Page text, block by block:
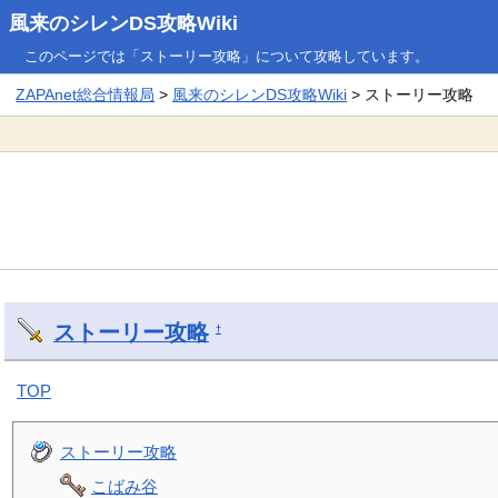
風来のシレンDS攻略Wiki
このページでは「ストーリー攻略」について攻略しています。
ZAPAnet総合情報局 > 風来のシレンDS攻略Wiki > ストーリー攻略
ストーリー攻略 †
TOP
ストーリー攻略
こばみ谷